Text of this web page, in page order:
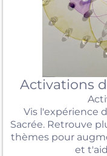
Activations
Vis l'expérience
Sacrée. Retrouve
thèmes pour
et